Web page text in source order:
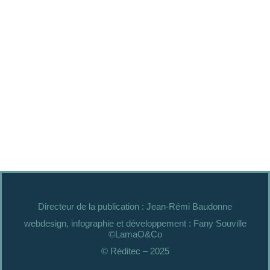
Directeur de la publication : Jean-Rémi Baudonne
webdesign, infographie et développement : Fany Souville
©LamaO&Co
© Réditec – 2025